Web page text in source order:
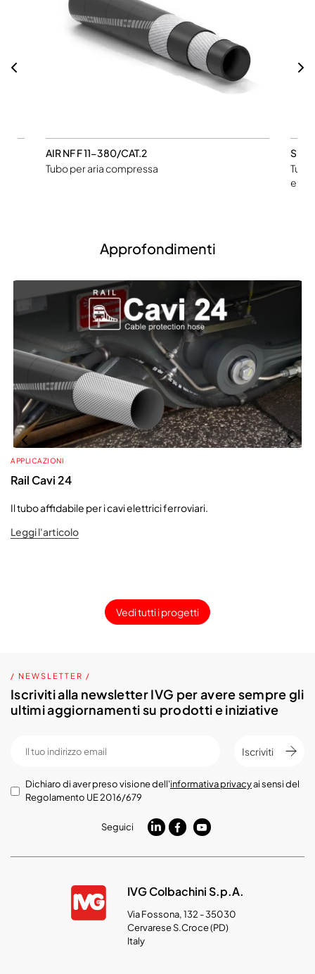
AIR NF F 11-380/CAT.2
Tubo per aria compressa
e
Approfondimenti
APPLICAZIONI
Rail Cavi 24
Il tubo affidabile per i cavi elettrici ferroviari.
Leggi l'articolo
Vedi tutti i progetti
/ NEWSLETTER /
Iscriviti alla newsletter IVG per avere sempre gli
ultimi aggiornamenti su prodotti e iniziative
Iscriviti
Dichiaro di aver preso visione dell'informativa privacyai sensi del
Regolamento UE 2016/679
Seguici
IVG Colbachini S.p.A.
Via Fossona, 132 - 35030
Cervarese S.Croce (PD)
Italy